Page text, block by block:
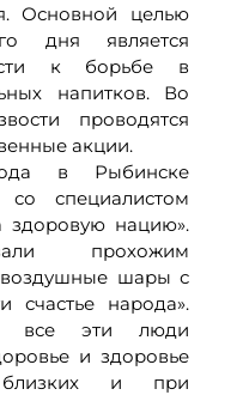
Основной целью
дня является
к борьбе в
напитков. Во
проводятся
акции.
в Рыбинске
со специалистом
нацию».
прохожим
воздушные шары с
счастье народа».
все эти люди
и здоровье
и при